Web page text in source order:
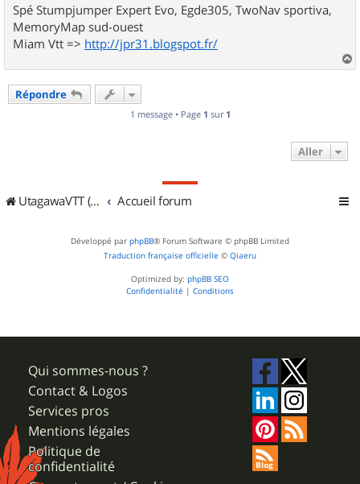
Spé Stumpjumper Expert Evo, Egde305, TwoNav sportiva,
MemoryMap sud-ouest
Miam Vtt => http://jpr31.blogspot.fr/
a
Répondre
1 message • Page 1 sur 1
Aller
UtagawaVTT (Randos VTT et VTTAE avec traces GPS) Accueil forum
Développé par phpBB® Forum Software © phpBB Limited
Traduction française officielle © Qiaeru
Optimized by: phpBB SEO
Confidentialité | Conditions
Qui sommes-nous ?
Contact & Logos
Services pros
Mentions légales
Politique de
confidentialité